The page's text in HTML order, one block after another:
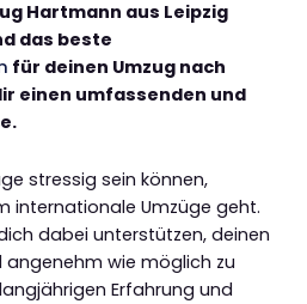
Hartmann aus Leipzig
das beste
für deinen Umzug nach
einen umfassenden und
stressig sein können,
internationale Umzüge geht.
dabei unterstützen, deinen
wie möglich zu
Erfahrung und